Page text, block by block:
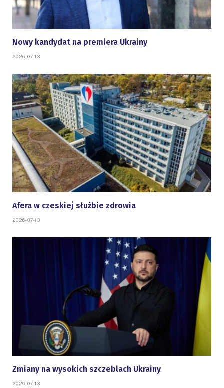
Nowy kandydat na premiera Ukrainy
2026-07-13
Afera w czeskiej służbie zdrowia
2026-07-13
Zmiany na wysokich szczeblach Ukrainy
2026-07-13